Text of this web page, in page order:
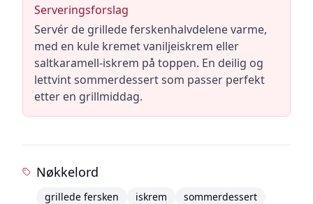
Serveringsforslag
Servér de grillede ferskenhalvdelene varme,
med en kule kremet vaniljeiskrem eller
saltkaramell-iskrem på toppen. En deilig og
lettvint sommerdessert som passer perfekt
etter en grillmiddag.
Nøkkelord
grillede fersken iskrem
sommerdessert